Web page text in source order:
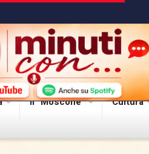
Il “Moscone” Cultura